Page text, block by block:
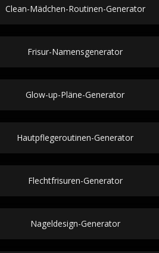
Clean-Mädchen-Routinen-Generator
Frisur-Namensgenerator
Glow-up-Pläne-Generator
Hautpflegeroutinen-Generator
Flechtfrisuren-Generator
Nageldesign-Generator